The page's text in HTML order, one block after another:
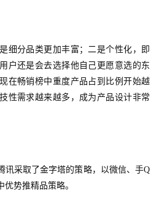
细分品类更加丰富；二是个性化，即
户还是会去选择他自己更愿意选的东
在畅销榜中重度产品占到比例开始越
性需求越来越多，成为产品设计非常
讯采取了金字塔的策略，以微信、手Q
势推精品策略。